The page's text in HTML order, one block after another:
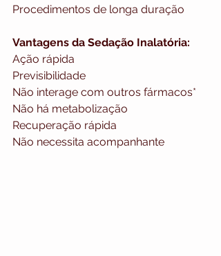
Procedimentos de longa duração
Vantagens da Sedação Inalatória:
Ação rápida
Previsibilidade
Não interage com outros fármacos*
Não há metabolização
Recuperação rápida
Não necessita acompanhante